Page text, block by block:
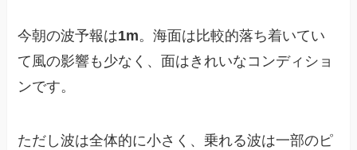
今朝の波予報は1m。海面は比較的落ち着いてい
て風の影響も少なく、面はきれいなコンディショ
ンです。
ただし波は全体的に小さく、乗れる波は一部のピ